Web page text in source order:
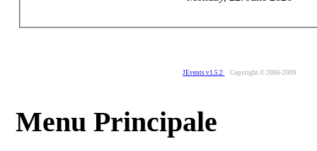
JEvents v1.5.2 Copyright © 2006-2009
Menu Principale